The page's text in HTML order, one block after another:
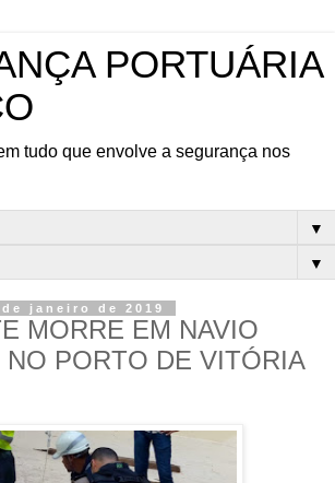
PORTUÁRIA
tudo que envolve a segurança nos
▼
▼
janeiro de 2019
MORRE EM NAVIO
NO PORTO DE VITÓRIA